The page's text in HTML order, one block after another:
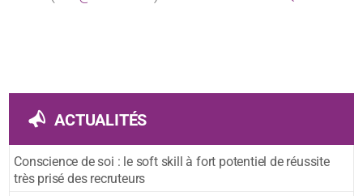
ACTUALITÉS
Conscience de soi : le soft skill à fort potentiel de réussite
très prisé des recruteurs